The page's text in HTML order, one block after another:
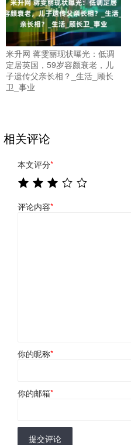
米升网 蒋雯丽现状曝光：低调
定居英国，59岁容颜衰老，儿
子遗传父亲长相？_生活_顾长
卫_事业
相关评论
本文评分*
评论内容*
你的昵称*
你的邮箱*
提交评论